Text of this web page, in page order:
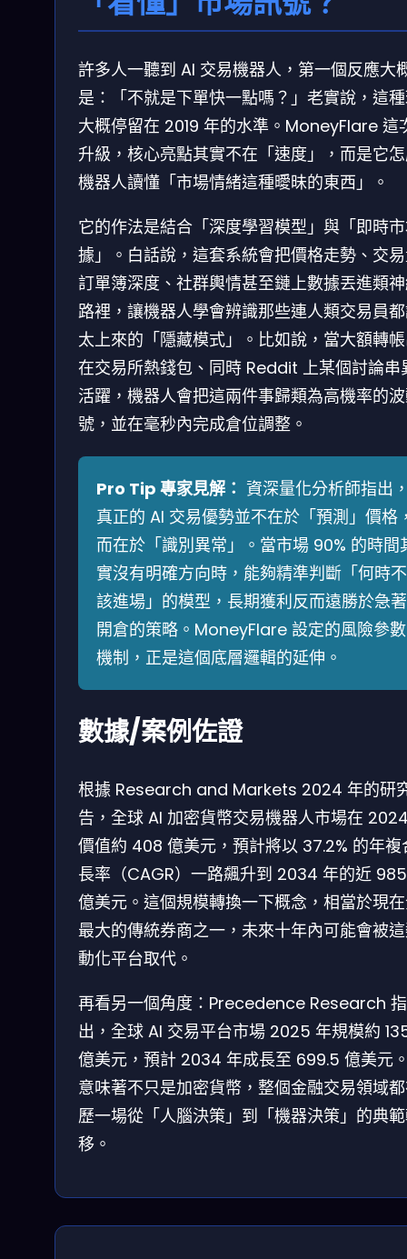
許多人一聽到 AI 交易機器人，第一個反應大
是：「不就是下單快一點嗎？」老實說，這
大概停留在 2019 年的水準。MoneyFlare 這
升級，核心亮點其實不在「速度」，而是它
機器人讀懂「市場情緒這種曖昧的東西」。
它的作法是結合「深度學習模型」與「即時
據」。白話說，這套系統會把價格走勢、交
訂單簿深度、社群輿情甚至鏈上數據丟進類
路裡，讓機器人學會辨識那些連人類交易員
太上來的「隱藏模式」。比如說，當大額轉
在交易所熱錢包、同時 Reddit 上某個討論串
活躍，機器人會把這兩件事歸類為高機率的
號，並在毫秒內完成倉位調整。
Pro Tip 專家見解： 資深量化分析師指出
真正的 AI 交易優勢並不在於「預測」價格
而在於「識別異常」。當市場 90% 的時間
實沒有明確方向時，能夠精準判斷「何時不
該進場」的模型，長期獲利反而遠勝於急著
開倉的策略。MoneyFlare 設定的風險參數
機制，正是這個底層邏輯的延伸。
數據/案例佐證
根據 Research and Markets 2024 年的研
告，全球 AI 加密貨幣交易機器人市場在
價值約 408 億美元，預計將以 37.2% 的年複
長率（CAGR）一路飆升到 2034 年的近
億美元。這個規模轉換一下概念，相當於現
最大的傳統券商之一，未來十年內可能會被
動化平台取代。
再看另一個角度：Precedence Research 指
出，全球 AI 交易平台市場 2025 年規模約
億美元，預計 2034 年成長至 699.5 億美元
意味著不只是加密貨幣，整個金融交易領域
歷一場從「人腦決策」到「機器決策」的典
移。